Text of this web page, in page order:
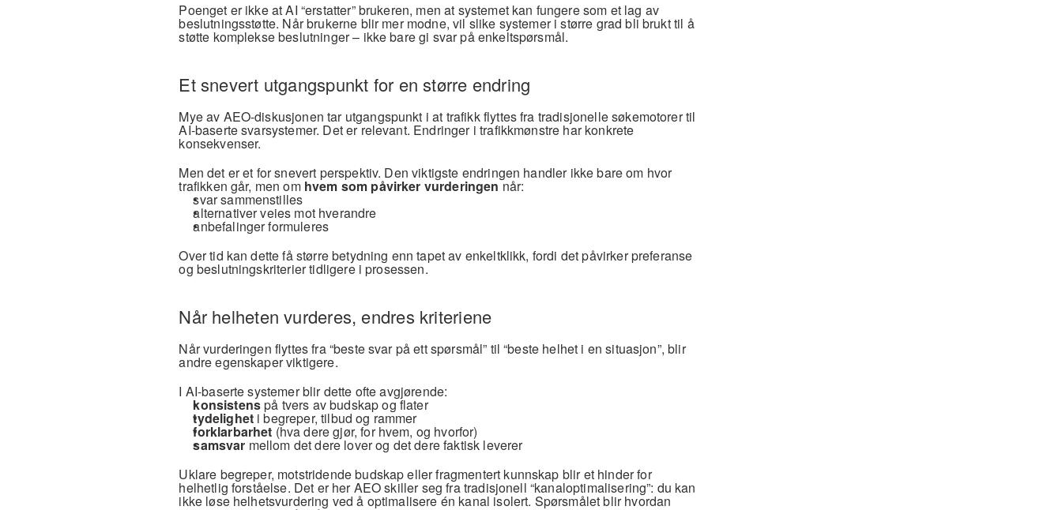
Poenget er ikke at AI “erstatter” brukeren, men at systemet kan fungere som et lag av
beslutningsstøtte. Når brukerne blir mer modne, vil slike systemer i større grad bli brukt til å
støtte komplekse beslutninger – ikke bare gi svar på enkeltspørsmål.
Et snevert utgangspunkt for en større endring
Mye av AEO-diskusjonen tar utgangspunkt i at trafikk flyttes fra tradisjonelle søkemotorer til
AI-baserte svarsystemer. Det er relevant. Endringer i trafikkmønstre har konkrete
konsekvenser.
Men det er et for snevert perspektiv. Den viktigste endringen handler ikke bare om hvor
trafikken går, men om hvem som påvirker vurderingen når:
svar sammenstilles
alternativer veies mot hverandre
anbefalinger formuleres
Over tid kan dette få større betydning enn tapet av enkeltklikk, fordi det påvirker preferanse
og beslutningskriterier tidligere i prosessen.
Når helheten vurderes, endres kriteriene
Når vurderingen flyttes fra “beste svar på ett spørsmål” til “beste helhet i en situasjon”, blir
andre egenskaper viktigere.
I AI-baserte systemer blir dette ofte avgjørende:
konsistens på tvers av budskap og flater
tydelighet i begreper, tilbud og rammer
forklarbarhet (hva dere gjør, for hvem, og hvorfor)
samsvar mellom det dere lover og det dere faktisk leverer
Uklare begreper, motstridende budskap eller fragmentert kunnskap blir et hinder for
helhetlig forståelse. Det er her AEO skiller seg fra tradisjonell “kanaloptimalisering”: du kan
ikke løse helhetsvurdering ved å optimalisere én kanal isolert. Spørsmålet blir hvordan